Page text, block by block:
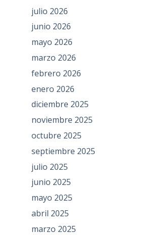
julio 2026
junio 2026
mayo 2026
marzo 2026
febrero 2026
enero 2026
diciembre 2025
noviembre 2025
octubre 2025
septiembre 2025
julio 2025
junio 2025
mayo 2025
abril 2025
marzo 2025